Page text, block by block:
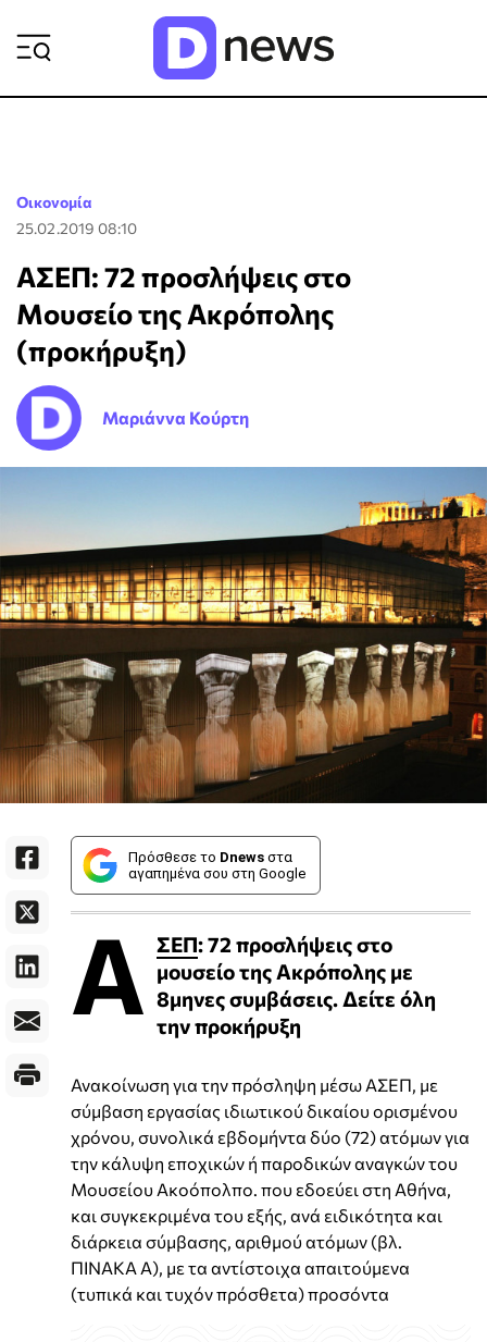
Οικονομία
25.02.2019 08:10
ΑΣΕΠ: 72 προσλήψεις στο
Μουσείο της Ακρόπολης
(προκήρυξη)
Μαριάννα Κούρτη
Πρόσθεσε το Dnews στα
αγαπημένα σου στη Google
Α ΣΕΠ: 72 προσλήψεις στο
μουσείο της Ακρόπολης με
8μηνες συμβάσεις. Δείτε όλη
την προκήρυξη
Ανακοίνωση για την πρόσληψη μέσω ΑΣΕΠ, με
σύμβαση εργασίας ιδιωτικού δικαίου ορισμένου
χρόνου, συνολικά εβδομήντα δύο (72) ατόμων για
την κάλυψη εποχικών ή παροδικών αναγκών του
Μουσείου Ακοόπολπο. που εδοεύει στη Αθήνα,
και συγκεκριμένα του εξής, ανά ειδικότητα και
διάρκεια σύμβασης, αριθμού ατόμων (βλ.
ΠΙΝΑΚΑ Α), με τα αντίστοιχα απαιτούμενα
(τυπικά και τυχόν πρόσθετα) προσόντα